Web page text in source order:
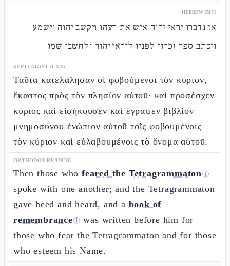
HEBREW (MT)
אז נדברו יראי יהוה איש את רעהו ויקשב יהוה וישמע
ויכתב ספר זכרון לפניו ליראי יהוה ולחשבי שמו
SEPTUAGINT (LXX)
Ταῦτα κατελάλησαν οἱ φοβούμενοι τὸν κύριον,
ἕκαστος πρὸς τὸν πλησίον αὐτοῦ· καὶ προσέσχεν
κύριος καὶ εἰσήκουσεν καὶ ἔγραψεν βιβλίον
μνημοσύνου ἐνώπιον αὐτοῦ τοῖς φοβουμένοις
τὸν κύριον καὶ εὐλαβουμένοις τὸ ὄνομα αὐτοῦ.
ORTHODOX READING
Then those who feared the Tetragrammatonⓘ
spoke with one another; and the Tetragrammaton
gave heed and heard, and a book of
remembranceⓘ was written before him for
those who fear the Tetragrammaton and for those
who esteem his Name.